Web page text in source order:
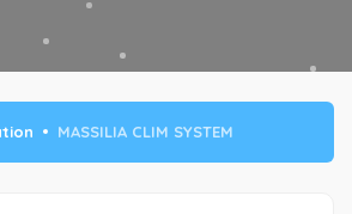
MASSILIA CLIM SYSTEM